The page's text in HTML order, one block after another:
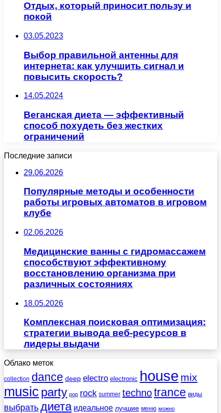
Отдых, который приносит пользу и
покой
03.05.2023
Выбор правильной антенны для
интернета: как улучшить сигнал и
повысить скорость?
14.05.2024
Веганская диета — эффективный
способ похудеть без жестких
ограничений
Последние записи
29.06.2026
Популярные методы и особенности
работы игровых автоматов в игровом
клубе
02.06.2026
Медицинские ванны с гидромассажем
способствуют эффективному
восстановлению организма при
различных состояниях
18.05.2026
Комплексная поисковая оптимизация:
стратегии вывода веб-ресурсов в
лидеры выдачи
Облако меток
collection dance deep electro electronic house mix
music party pop rock summer technotrance виды
выбратьдиета идеальное лучшие меню можно